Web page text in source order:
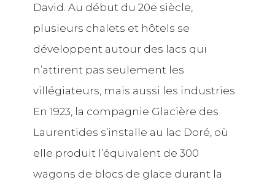
David. Au début du 20e siècle,
plusieurs chalets et hôtels se
développent autour des lacs qui
n’attirent pas seulement les
villégiateurs, mais aussi les industries.
En 1923, la compagnie Glacière des
Laurentides s’installe au lac Doré, où
elle produit l’équivalent de 300
wagons de blocs de glace durant la